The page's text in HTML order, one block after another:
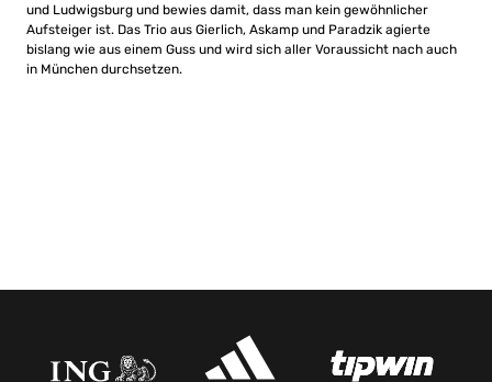
und Ludwigsburg und bewies damit, dass man kein gewöhnlicher
Aufsteiger ist. Das Trio aus Gierlich, Askamp und Paradzik agierte
bislang wie aus einem Guss und wird sich aller Voraussicht nach auch
in München durchsetzen.